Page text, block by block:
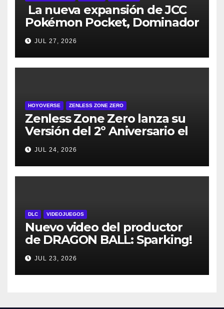
La nueva expansión de JCC
Pokémon Pocket, Dominador
de los Cielos, se lanza el 29
de julio
JUL 27, 2026
HOYOVERSE ZENLESS ZONE ZERO
Zenless Zone Zero lanza su
Versión del 2º Aniversario el
29 de julio – con regalos para
todos los jugadores y nuevos
personajes
JUL 24, 2026
DLC VIDEOJUEGOS
Nuevo video del productor
de DRAGON BALL: Sparking!
ZERO detalla el Super Limit-
Breaking NEO DLC
JUL 23, 2026